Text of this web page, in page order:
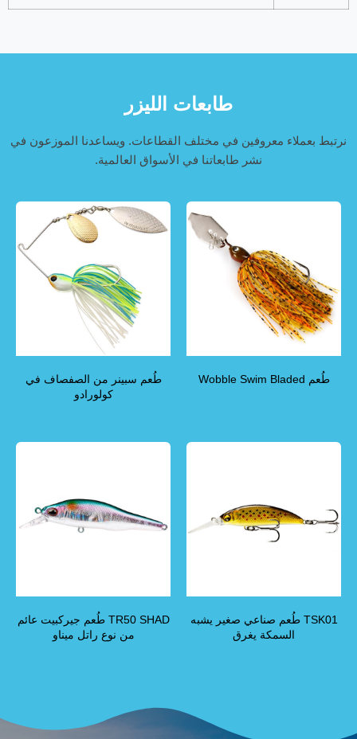
طابعات الليزر
نرتبط بعملاء معروفين في مختلف القطاعات. ويساعدنا الموزعون في
نشر طابعاتنا في الأسواق العالمية.
طُعم Wobble Swim Bladed
طُعم سبينر من الصفصاف في
كولورادو
TSK01 طُعم صناعي صغير يشبه
السمكة يغرق
TR50 SHAD طُعم جيركبيت عائم
من نوع راتل ميناو